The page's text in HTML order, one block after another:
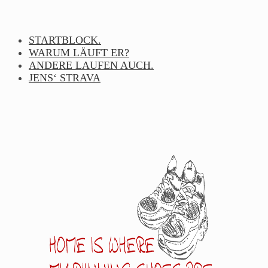
contentSTARTBLOCK.
WARUM LÄUFT ER?
ANDERE LAUFEN AUCH.
JENS‘ STRAVA